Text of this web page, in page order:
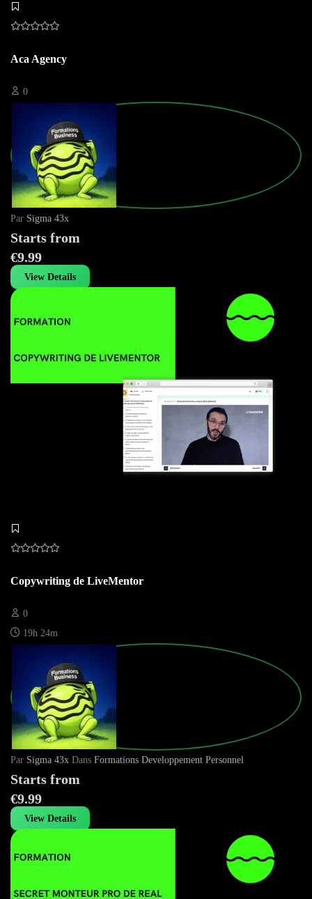
Aca Agency
0
Par Sigma 43x
Starts from
€9.99
View Details
Copywriting de LiveMentor
0
19h 24m
Par Sigma 43x Dans Formations Developpement Personnel
Starts from
€9.99
View Details